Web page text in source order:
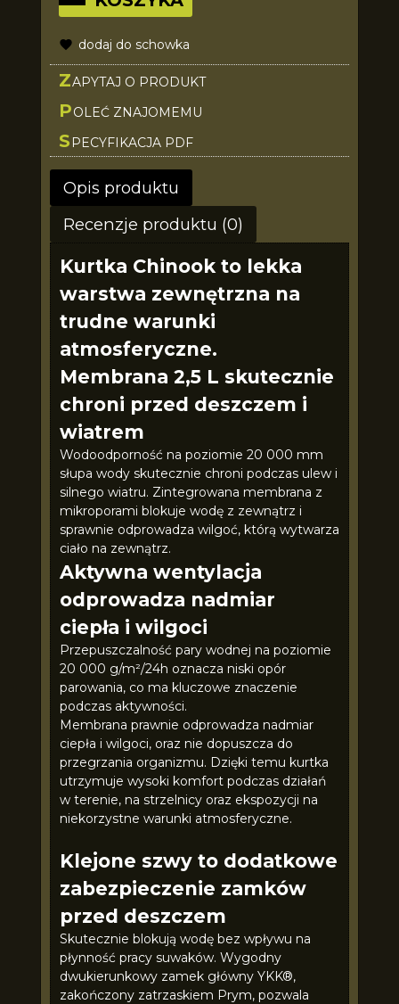
dodaj do schowka
ZAPYTAJ O PRODUKT
POLEĆ ZNAJOMEMU
S PECYFIKACJA PDF
Opis produktu
Recenzje produktu (0)
Kurtka Chinook to lekka
warstwa zewnętrzna na
trudne warunki
atmosferyczne.
Membrana 2,5 L skutecznie
chroni przed deszczem i
wiatrem
Wodoodporność na poziomie 20 000 mm
słupa wody skutecznie chroni podczas ulew i
silnego wiatru. Zintegrowana membrana z
mikroporami blokuje wodę z zewnątrz i
sprawnie odprowadza wilgoć, którą wytwarza
ciało na zewnątrz.
Aktywna wentylacja
odprowadza nadmiar
ciepła i wilgoci
Przepuszczalność pary wodnej na poziomie
20 000 g/m²/24h oznacza niski opór
parowania, co ma kluczowe znaczenie
podczas aktywności.
Membrana prawnie odprowadza nadmiar
ciepła i wilgoci, oraz nie dopuszcza do
przegrzania organizmu. Dzięki temu kurtka
utrzymuje wysoki komfort podczas działań
w terenie, na strzelnicy oraz ekspozycji na
niekorzystne warunki atmosferyczne.
Klejone szwy to dodatkowe
zabezpieczenie zamków
przed deszczem
Skutecznie blokują wodę bez wpływu na
płynność pracy suwaków. Wygodny
dwukierunkowy zamek główny YKK®,
zakończony zatrzaskiem Prym, pozwala